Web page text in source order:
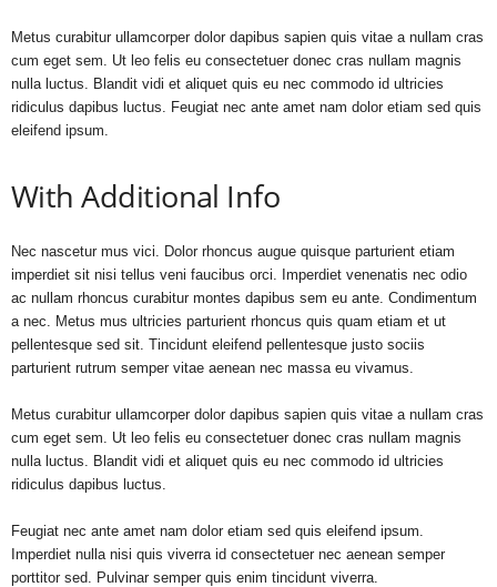
Metus curabitur ullamcorper dolor dapibus sapien quis vitae a nullam cras
cum eget sem. Ut leo felis eu consectetuer donec cras nullam magnis
nulla luctus. Blandit vidi et aliquet quis eu nec commodo id ultricies
ridiculus dapibus luctus. Feugiat nec ante amet nam dolor etiam sed quis
eleifend ipsum.
With Additional Info
Nec nascetur mus vici. Dolor rhoncus augue quisque parturient etiam
imperdiet sit nisi tellus veni faucibus orci. Imperdiet venenatis nec odio
ac nullam rhoncus curabitur montes dapibus sem eu ante. Condimentum
a nec. Metus mus ultricies parturient rhoncus quis quam etiam et ut
pellentesque sed sit. Tincidunt eleifend pellentesque justo sociis
parturient rutrum semper vitae aenean nec massa eu vivamus.
Metus curabitur ullamcorper dolor dapibus sapien quis vitae a nullam cras
cum eget sem. Ut leo felis eu consectetuer donec cras nullam magnis
nulla luctus. Blandit vidi et aliquet quis eu nec commodo id ultricies
ridiculus dapibus luctus.
Feugiat nec ante amet nam dolor etiam sed quis eleifend ipsum.
Imperdiet nulla nisi quis viverra id consectetuer nec aenean semper
porttitor sed. Pulvinar semper quis enim tincidunt viverra.